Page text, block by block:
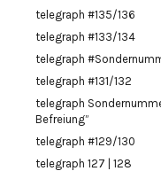
telegraph #135/136
telegraph #133/134
telegraph
telegraph #131/132
telegraph
Befreiung”
telegraph #129/130
telegraph 127 | 128